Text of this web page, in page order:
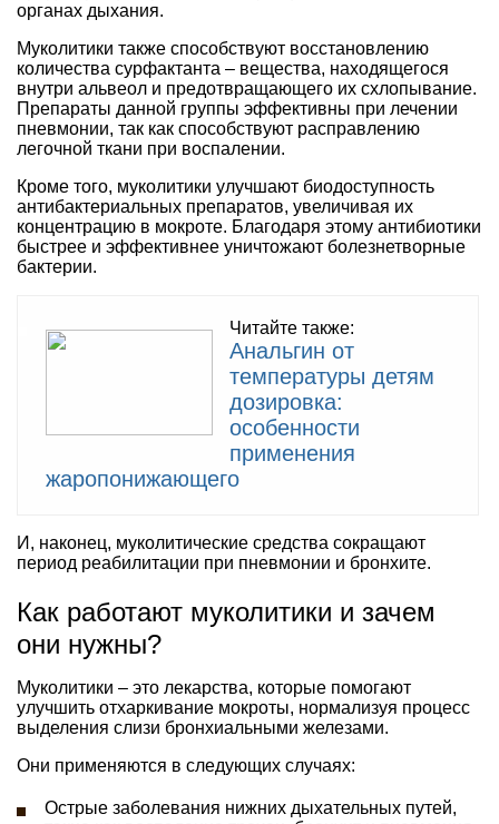
органах дыхания.
Муколитики также способствуют восстановлению
количества сурфактанта – вещества, находящегося
внутри альвеол и предотвращающего их схлопывание.
Препараты данной группы эффективны при лечении
пневмонии, так как способствуют расправлению
легочной ткани при воспалении.
Кроме того, муколитики улучшают биодоступность
антибактериальных препаратов, увеличивая их
концентрацию в мокроте. Благодаря этому антибиотики
быстрее и эффективнее уничтожают болезнетворные
бактерии.
Читайте также:
Анальгин от
температуры детям
дозировка:
особенности
применения
жаропонижающего
И, наконец, муколитические средства сокращают
период реабилитации при пневмонии и бронхите.
Как работают муколитики и зачем
они нужны?
Муколитики – это лекарства, которые помогают
улучшить отхаркивание мокроты, нормализуя процесс
выделения слизи бронхиальными железами.
Они применяются в следующих случаях:
Острые заболевания нижних дыхательных путей,